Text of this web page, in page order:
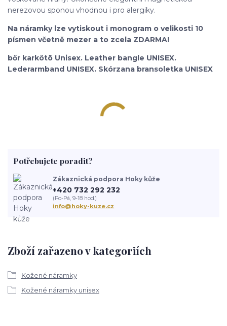
nerezovou sponou vhodnou i pro alergiky.
Na náramky lze vytiskout i monogram o velikosti 10
písmen včetně mezer a to zcela ZDARMA!
bőr karkötõ Unisex. Leather bangle UNISEX.
Lederarmband UNISEX. Skórzana bransoletka UNISEX
Zboží zařazeno v kategoriích
Kožené náramky
Kožené náramky unisex
Potřebujete poradit?
Zákaznická podpora Hoky kůže
+420 732 292 232
(Po-Pá, 9-18 hod.)
info@hoky-kuze.cz